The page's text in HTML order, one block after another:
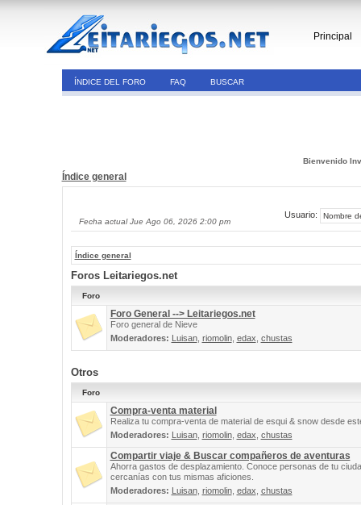
Principal
ÍNDICE DEL FORO FAQ BUSCAR
Bienvenido
Índice general
Fecha actual Jue Ago 06, 2026 2:00 pm
Usuario:
Índice general
Foros Leitariegos.net
Foro
Foro General --> Leitariegos.net
Foro general de Nieve
Moderadores: Luisan, riomolin, edax chustas
Otros
Foro
Compra-venta material
Realiza tu compra-venta de material de esqui & snow desde
Moderadores: Luisan, riomolin, edax chustas
Compartir viaje & Buscar compañeros de aventuras
Ahorra gastos de desplazamiento. Conoce personas de tu
cercanías con tus mismas aficiones.
Moderadores: Luisan, riomolin, edax chustas